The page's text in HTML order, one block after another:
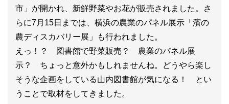
市」が開かれ、新鮮野菜やお花が販売されました。さ
らに7月15日までは、横浜の農業のパネル展示「濱の
農ディスカバリー展」も行われました。
えっ！？ 図書館で野菜販売？ 農業のパネル展
示？ ちょっと意外かもしれませんね。どうやら楽し
そうな企画をしている山内図書館が気になる！ とい
うことで取材をしてきました。